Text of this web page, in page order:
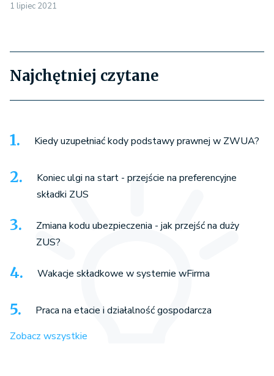
1 lipiec 2021
Najchętniej czytane
Kiedy uzupełniać kody podstawy prawnej w ZWUA?
Koniec ulgi na start - przejście na preferencyjne
składki ZUS
Zmiana kodu ubezpieczenia - jak przejść na duży
ZUS?
Wakacje składkowe w systemie wFirma
Praca na etacie i działalność gospodarcza
Zobacz wszystkie